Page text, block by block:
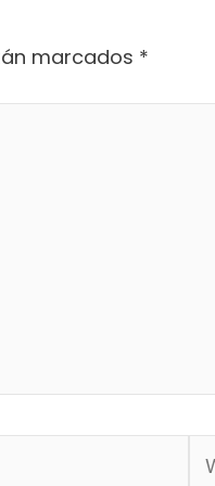
marcados *